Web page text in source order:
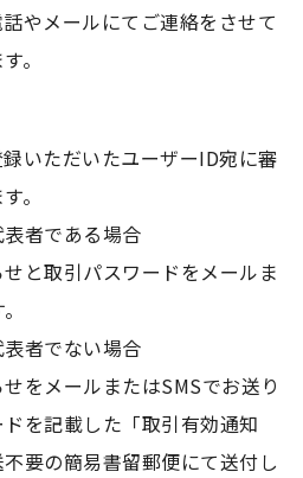
やメールにてご連絡をさせて
。
いただいたユーザーID宛に審
。
者である場合
と取引パスワードをメールま
者でない場合
をメールまたはSMSでお送り
を記載した「取引有効通知
要の簡易書留郵便にて送付し